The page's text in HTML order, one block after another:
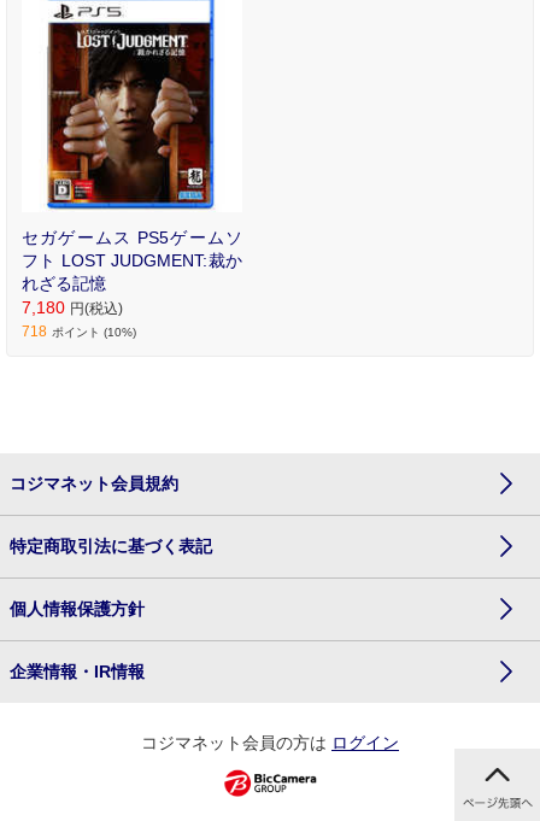
セガゲームス PS5ゲームソ
フト LOST JUDGMENT:裁か
れざる記憶
7,180 円(税込)
718 ポイント (10%)
コジマネット会員規約
特定商取引法に基づく表記
個人情報保護方針
企業情報・IR情報
コジマネット会員の方は ログイン